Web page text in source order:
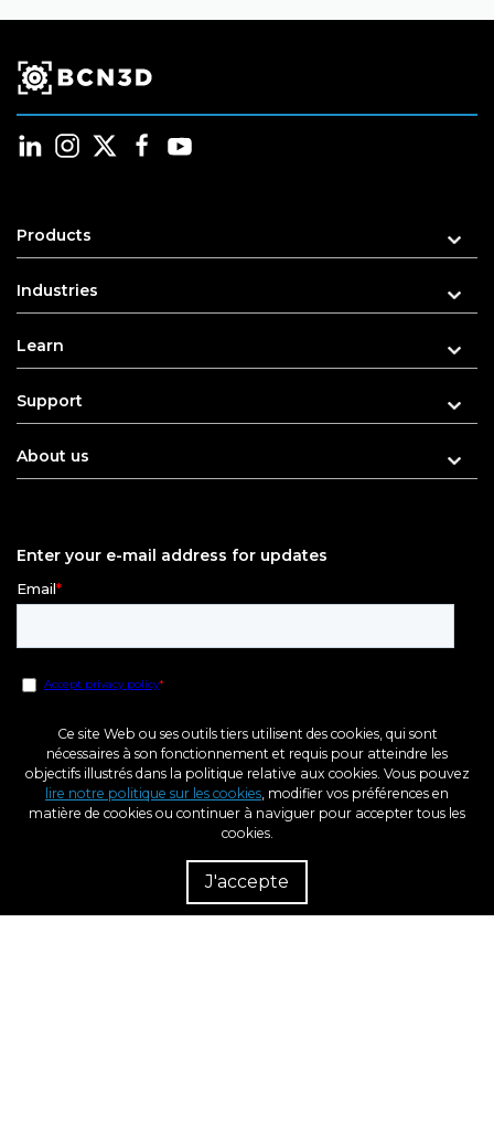
Products
Industries
Learn
Support
About us
Enter your e-mail address for updates
Ce site Web ou ses outils tiers utilisent des cookies, qui sont
nécessaires à son fonctionnement et requis pour atteindre les
objectifs illustrés dans la politique relative aux cookies. Vous pouvez
lire notre politique sur les cookies, modifier vos préférences en
matière de cookies ou continuer à naviguer pour accepter tous les
cookies.
J'accepte